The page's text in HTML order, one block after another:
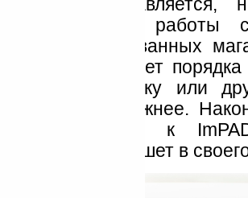
оно не поставляется,
палочки для работы
специализированных
составляет
в иконку или
будет уже сложнее.
подключить к
превратив планшет в